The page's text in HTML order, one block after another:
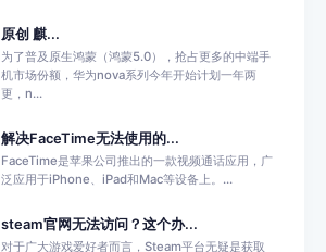
原创 麒...
为了普及原生鸿蒙（鸿蒙5.0），抢占更多的中端手
机市场份额，华为nova系列今年开始计划一年两
更，n...
解决FaceTime无法使用的...
FaceTime是苹果公司推出的一款视频通话应用，广
泛应用于iPhone、iPad和Mac等设备上。...
steam官网无法访问？这个办...
对于广大游戏爱好者而言，Steam平台无疑是获取